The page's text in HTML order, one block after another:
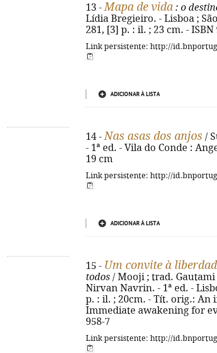
13 -Mapa de vida : o
Lídia Bregieiro. - Lisboa ;
281, [3] p. : il. ; 23 cm. - ISBN
Link persistente: http://
ADICIONAR À LISTA
14 -Nas asas dos anjos /
- 1ª ed. - Vila do Conde :
19 cm
Link persistente: http://
ADICIONAR À LISTA
15 - Um convite à
todos / Mooji ; trad.
Nirvan Navrin. - 1ª ed. -
p. : il. ; 20cm. - Tít. orig.:
Immediate awakening for
958-7
Link persistente: http://